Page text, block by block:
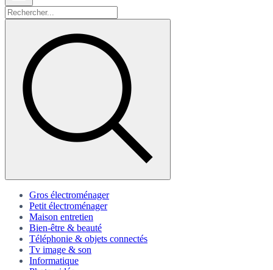
Gros électroménager
Petit électroménager
Maison entretien
Bien-être & beauté
Téléphonie & objets connectés
Tv image & son
Informatique